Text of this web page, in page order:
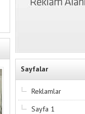
Sayfalar
Reklamlar
Sayfa 1